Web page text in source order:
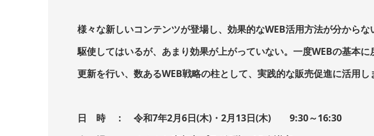
様々な新しいコンテンツが登場し、効果的なWEB活用方法が分から
駆使してはいるが、あまり効果が上がっていない。一度WEBの基本
更新を行い、数あるWEB戦略の柱として、実践的な販売促進に活用し
日 時 ： 令和7年2月6日(木)・2月13日(木) 9:30～16:30